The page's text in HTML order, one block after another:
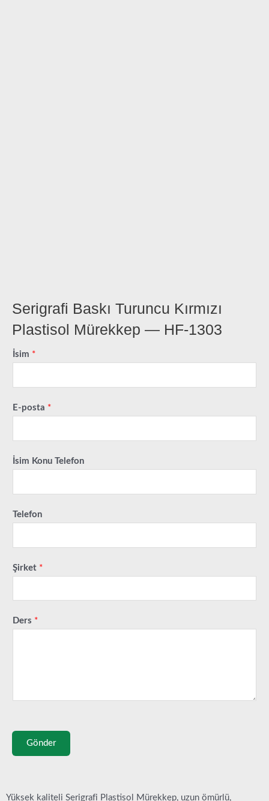
Serigrafi Baskı Turuncu Kırmızı
Plastisol Mürekkep — HF-1303
İsim *
E-posta *
İsim Konu Telefon
Telefon
Şirket *
Ders *
Gönder
Yüksek kaliteli Serigrafi Plastisol Mürekkep, uzun ömürlü,